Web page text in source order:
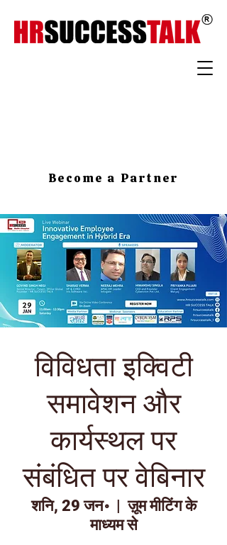
Become a Partner
विविधता इक्विटी
समावेशन और
कार्यस्थल पर
संबंधित पर वेबिनार
शनि, 29 जन॰
  |
ज़ूम मीटिंग के
माध्यम से